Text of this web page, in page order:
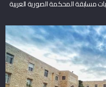
مسابقة المحكمة الصورية العربية